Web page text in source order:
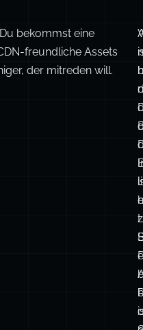
bekommst eine
freundliche Assets
der mitreden will.